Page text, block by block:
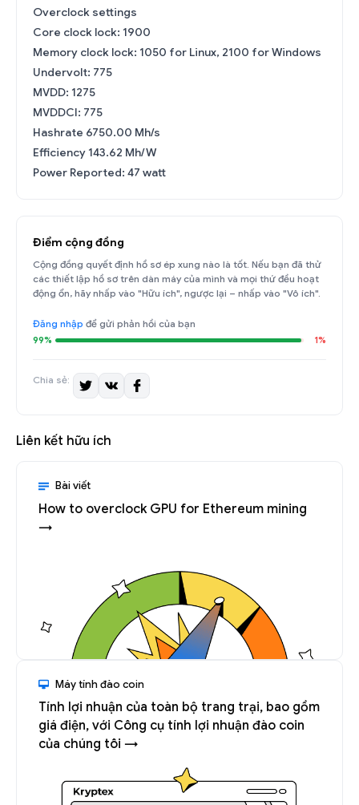
Overclock settings
Core clock lock: 1900
Memory clock lock: 1050 for Linux, 2100 for Windows
Undervolt: 775
MVDD: 1275
MVDDCI: 775
Hashrate 6750.00 Mh/s
Efficiency 143.62 Mh/W
Power Reported: 47 watt
Điểm cộng đồng
Cộng đồng quyết định hồ sơ ép xung nào là tốt. Nếu bạn đã thử
các thiết lập hồ sơ trên dàn máy của mình và mọi thứ đều hoạt
động ổn, hãy nhấp vào "Hữu ích", ngược lại – nhấp vào "Vô ích".
Đăng nhập để gửi phản hồi của bạn
99% 1%
Chia sẻ:
Liên kết hữu ích
Bài viết
How to overclock GPU for Ethereum mining
→
Máy tính đào coin
Tính lợi nhuận của toàn bộ trang trại, bao gồm
giá điện, với Công cụ tính lợi nhuận đào coin
của chúng tôi →